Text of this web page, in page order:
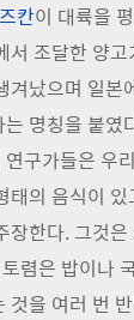
칸이 대륙을
서 조달한 양
겨났으며 일본
명칭을 붙였
구가들은 우
태의 음식이
장한다. 그것
렴은 밥이나
것을 여러 번